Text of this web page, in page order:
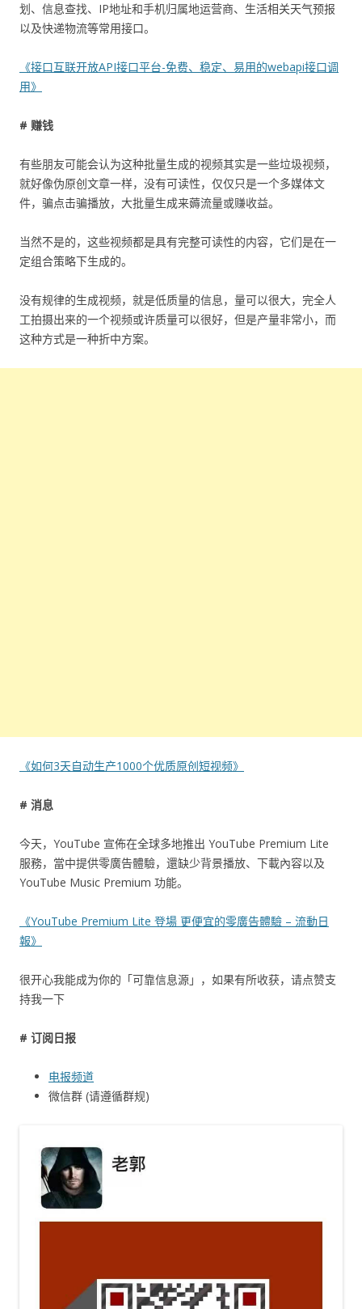
划、信息查找、IP地址和手机归属地运营商、生活相关天气预报
以及快递物流等常用接口。
《接口互联开放API接口平台-免费、稳定、易用的webapi接口调
用》
# 赚钱
有些朋友可能会认为这种批量生成的视频其实是一些垃圾视频，
就好像伪原创文章一样，没有可读性，仅仅只是一个多媒体文
件，骗点击骗播放，大批量生成来薅流量或赚收益。
当然不是的，这些视频都是具有完整可读性的内容，它们是在一
定组合策略下生成的。
没有规律的生成视频，就是低质量的信息，量可以很大，完全人
工拍摄出来的一个视频或许质量可以很好，但是产量非常小，而
这种方式是一种折中方案。
《如何3天自动生产1000个优质原创短视频》
# 消息
今天，YouTube 宣佈在全球多地推出 YouTube Premium Lite
服務，當中提供零廣告體驗，還缺少背⁠景⁠播⁠放、下載內容以及
YouTube Music Premium 功能。
《YouTube Premium Lite 登場 更便宜的零廣告體驗 – 流動日
報》
很开心我能成为你的「可靠信息源」，如果有所收获，请点赞支
持我一下
# 订阅日报
电报频道
微信群 (请遵循群规)